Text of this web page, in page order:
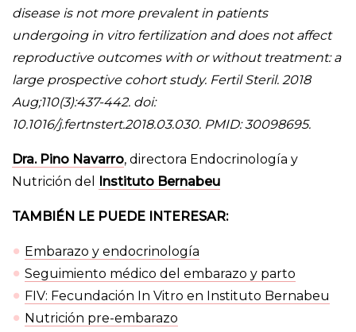
disease is not more prevalent in patients
undergoing in vitro fertilization and does not affect
reproductive outcomes with or without treatment: a
large prospective cohort study. Fertil Steril. 2018
Aug;110(3):437-442. doi:
10.1016/j.fertnstert.2018.03.030. PMID: 30098695.
Dra. Pino Navarro, directora Endocrinología y
Nutrición del
Instituto Bernabeu
TAMBIÉN LE PUEDE INTERESAR:
Embarazo y endocrinología
Seguimiento médico del embarazo y parto
FIV: Fecundación In Vitro en Instituto Bernabeu
Nutrición pre-embarazo